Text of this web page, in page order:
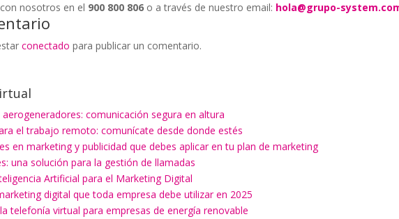
nosotros en el 900 800 806 o a través de nuestro email: hola@grupo-
conectado para publicar un comentario.
comunicación segura en altura
el trabajo remoto: comunícate desde donde estés
en marketing y publicidad que debes aplicar en tu plan de marketing
una solución para la gestión de llamadas
Artificial para el Marketing Digital
digital que toda empresa debe utilizar en 2025
telefonía virtual para empresas de energía renovable